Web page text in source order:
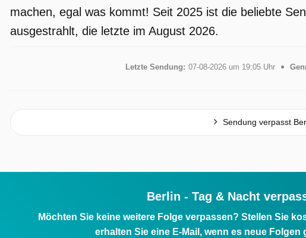
machen, egal was kommt! Seit 2025 ist die beliebte
ausgestrahlt, die letzte im August 2026.
Letzte Sendung: 07-08-2026 um 19:05 Uhr
Sendung verpasst
Berlin - Tag & Nacht
Möchten Sie keine weitere Folge verpassen? Stellen Sie
erhalten Sie eine E-Mail, wenn es neue Folgen